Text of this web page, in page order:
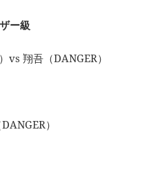
ー級
vs 翔吾（DANGER）
）